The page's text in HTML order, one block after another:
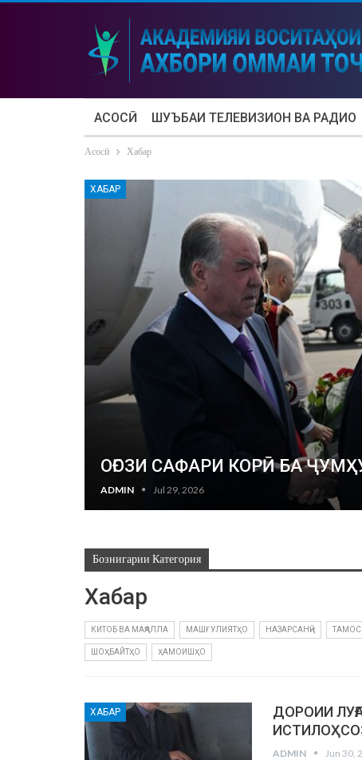
АСОСӢ ШУЪБАИ ТЕЛЕВИЗИОН ВА РАДИО
Асосӣ Хабар
ХАБАР
ОҒОЗИ САФАРИ КОРӢ БА
ADMIN Jul 29, 2026
Бознигарии Категория
Хабар
КИТОБ ВА МАҶАЛЛА МАШҒУЛИЯТҲО НАЗАРСАНҶӢ ТАМОС
ШОҲБАЙТҲО ҲАМОИШҲО
ХАБАР
ДОРОИИ
ADMIN Jun 30,